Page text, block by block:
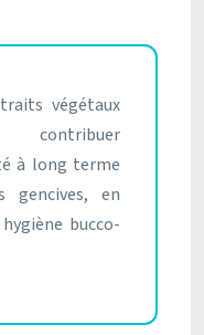
végétaux
contribuer
à long terme
en
bucco-